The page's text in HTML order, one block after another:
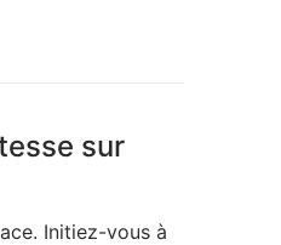
sur
Initiez-vous à